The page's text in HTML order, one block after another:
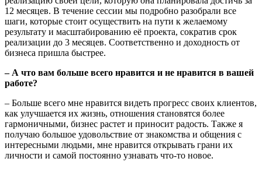
12 месяцев. В течение сессии мы подробно разобрали все
шаги, которые стоит осуществить на пути к желаемому
результату и масштабированию её проекта, сократив срок
реализации до 3 месяцев. Соответственно и доходность от
бизнеса пришла быстрее.
– А что вам больше всего нравится и не нравится в вашей
работе?
– Больше всего мне нравится видеть прогресс своих клиентов,
как улучшается их жизнь, отношения становятся более
гармоничными, бизнес растет и приносит радость. Также я
получаю большое удовольствие от знакомства и общения с
интересными людьми, мне нравится открывать грани их
личности и самой постоянно узнавать что-то новое.